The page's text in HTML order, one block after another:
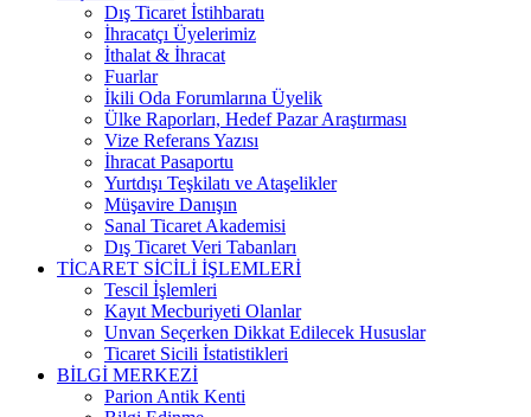
Dış Ticaret İstihbaratı
İhracatçı Üyelerimiz
İthalat & İhracat
Fuarlar
İkili Oda Forumlarına Üyelik
Ülke Raporları, Hedef Pazar Araştırması
Vize Referans Yazısı
İhracat Pasaportu
Yurtdışı Teşkilatı ve Ataşelikler
Müşavire Danışın
Sanal Ticaret Akademisi
Dış Ticaret Veri Tabanları
TİCARET SİCİLİ İŞLEMLERİ
Tescil İşlemleri
Kayıt Mecburiyeti Olanlar
Unvan Seçerken Dikkat Edilecek Hususlar
Ticaret Sicili İstatistikleri
BİLGİ MERKEZİ
Parion Antik Kenti